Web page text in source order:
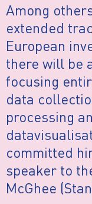
Among
extended
European
there will be
focusing
data
processing
committed
speaker to
McGhee